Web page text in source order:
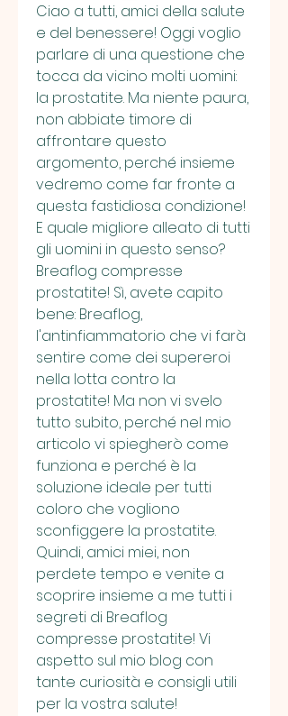
Ciao a tutti, amici della salute
e del benessere! Oggi voglio
parlare di una questione che
tocca da vicino molti uomini:
la prostatite. Ma niente paura,
non abbiate timore di
affrontare questo
argomento, perché insieme
vedremo come far fronte a
questa fastidiosa condizione!
E quale migliore alleato di tutti
gli uomini in questo senso?
Breaflog compresse
prostatite! Sì, avete capito
bene: Breaflog,
l'antinfiammatorio che vi farà
sentire come dei supereroi
nella lotta contro la
prostatite! Ma non vi svelo
tutto subito, perché nel mio
articolo vi spiegherò come
funziona e perché è la
soluzione ideale per tutti
coloro che vogliono
sconfiggere la prostatite.
Quindi, amici miei, non
perdete tempo e venite a
scoprire insieme a me tutti i
segreti di Breaflog
compresse prostatite! Vi
aspetto sul mio blog con
tante curiosità e consigli utili
per la vostra salute!